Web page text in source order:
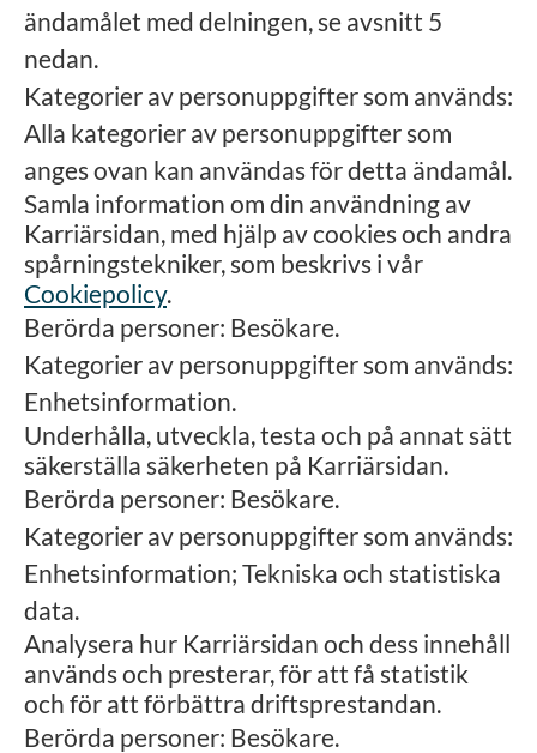
ändamålet med delningen, se avsnitt 5
nedan.
Kategorier av personuppgifter som används:
Alla kategorier av personuppgifter som
anges ovan kan användas för detta ändamål.
Samla information om din användning av
Karriärsidan, med hjälp av cookies och andra
spårningstekniker, som beskrivs i vår
Cookiepolicy.
Berörda personer: Besökare.
Kategorier av personuppgifter som används:
Enhetsinformation.
Underhålla, utveckla, testa och på annat sätt
säkerställa säkerheten på Karriärsidan.
Berörda personer: Besökare.
Kategorier av personuppgifter som används:
Enhetsinformation; Tekniska och statistiska
data.
Analysera hur Karriärsidan och dess innehåll
används och presterar, för att få statistik
och för att förbättra driftsprestandan.
Berörda personer: Besökare.